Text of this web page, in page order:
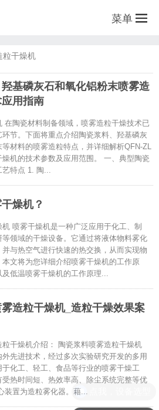
菜单
粒干燥机
基磷灰石和氧化铝粉末喷雾造
用指南
在陶瓷材料制备领域，喷雾造粒干燥技术已
节。下面将重点介绍陶瓷浆料、羟基磷灰
材料的喷雾造粒特点，并详细解析QFN-ZL
燥机的技术参数及应用范围。 一、典型陶瓷
艺特点 1. 陶...
燥机？‌
喷雾干燥机是一种广泛应用于化工、制
领域的干燥设备。它通过将液体物料雾化
并与热空气进行快速的热交换，从而实现物
文将为您详细介绍喷雾干燥机的工作原
低温喷雾干燥机的工作原理...
造粒干燥机_造粒干燥效果案
粒干燥机介绍： 陶瓷浆料喷雾造粒干燥机
先进技术，经过多次实验研究开发的多用
化工、轻工、食品等行业的喷雾干燥工
热时间短、热效率高、除尘系统完整等优
装置为造粒雾化器。藉...